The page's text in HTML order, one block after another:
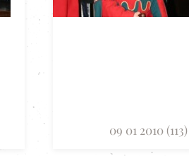
09 01 2010 (113)